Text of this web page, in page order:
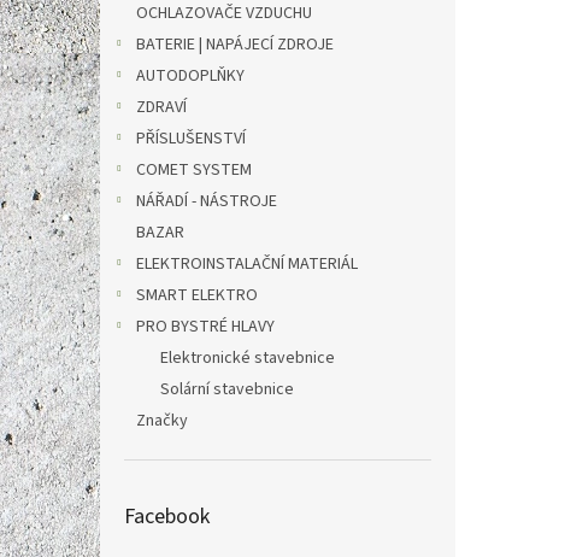
OCHLAZOVAČE VZDUCHU
BATERIE | NAPÁJECÍ ZDROJE
AUTODOPLŇKY
ZDRAVÍ
PŘÍSLUŠENSTVÍ
COMET SYSTEM
NÁŘADÍ - NÁSTROJE
BAZAR
ELEKTROINSTALAČNÍ MATERIÁL
SMART ELEKTRO
PRO BYSTRÉ HLAVY
Elektronické stavebnice
Solární stavebnice
Značky
Facebook